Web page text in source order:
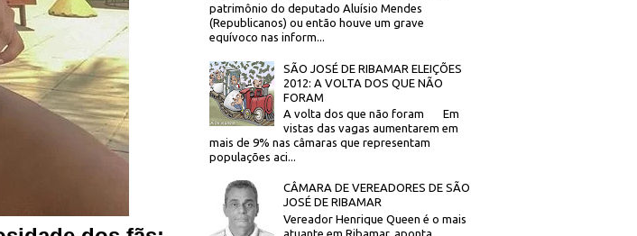
patrimônio do deputado Aluísio Mendes
(Republicanos) ou então houve um grave
equívoco nas inform...
SÃO JOSÉ DE RIBAMAR ELEIÇÕES
2012: A VOLTA DOS QUE NÃO
FORAM
A volta dos que não foram Em
vistas das vagas aumentarem em
mais de 9% nas câmaras que representam
populações aci...
CÂMARA DE VEREADORES DE SÃO
JOSÉ DE RIBAMAR
Vereador Henrique Queen é o mais
atuante em Ribamar, aponta